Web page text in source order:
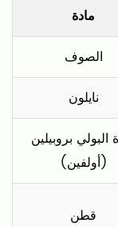
المعيشة
غرفة
غرفة
الطعام
مادة
الصوف
نايلون
البولي بروبيلين
(أولفين)
قطن